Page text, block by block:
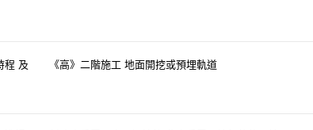
程 及 《高》二階施工 地面開挖或預埋軌道